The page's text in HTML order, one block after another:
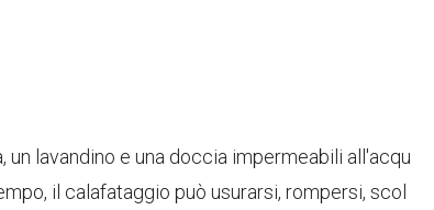
lavandino e una doccia impermeabili all'acqu
il calafataggio può usurarsi, rompersi, scol